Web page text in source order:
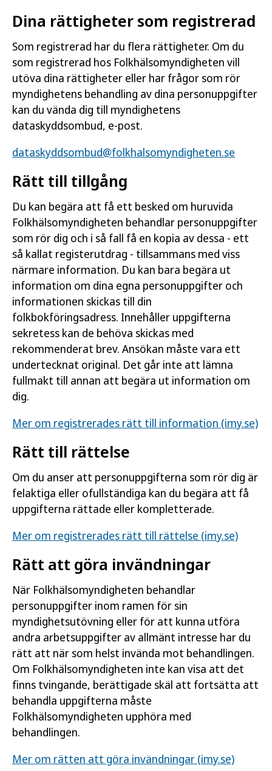
Dina rättigheter som registrerad
Som registrerad har du flera rättigheter. Om du
som registrerad hos Folkhälsomyndigheten vill
utöva dina rättigheter eller har frågor som rör
myndighetens behandling av dina personuppgifter
kan du vända dig till myndighetens
dataskyddsombud, e-post.
dataskyddsombud@folkhalsomyndigheten.se
Rätt till tillgång
Du kan begära att få ett besked om huruvida
Folkhälsomyndigheten behandlar personuppgifter
som rör dig och i så fall få en kopia av dessa - ett
så kallat registerutdrag - tillsammans med viss
närmare information. Du kan bara begära ut
information om dina egna personuppgifter och
informationen skickas till din
folkbokföringsadress. Innehåller uppgifterna
sekretess kan de behöva skickas med
rekommenderat brev. Ansökan måste vara ett
undertecknat original. Det går inte att lämna
fullmakt till annan att begära ut information om
dig.
Mer om registrerades rätt till information (imy.se)
Rätt till rättelse
Om du anser att personuppgifterna som rör dig är
felaktiga eller ofullständiga kan du begära att få
uppgifterna rättade eller kompletterade.
Mer om registrerades rätt till rättelse (imy.se)
Rätt att göra invändningar
När Folkhälsomyndigheten behandlar
personuppgifter inom ramen för sin
myndighetsutövning eller för att kunna utföra
andra arbetsuppgifter av allmänt intresse har du
rätt att när som helst invända mot behandlingen.
Om Folkhälsomyndigheten inte kan visa att det
finns tvingande, berättigade skäl att fortsätta att
behandla uppgifterna måste
Folkhälsomyndigheten upphöra med
behandlingen.
Mer om rätten att göra invändningar (imy.se)